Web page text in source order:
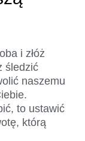
i złóż
śledzić
naszemu
to ustawić
którą